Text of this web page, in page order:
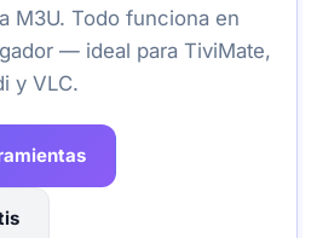
M3U. Todo funciona en
— ideal para TiviMate,
y VLC.